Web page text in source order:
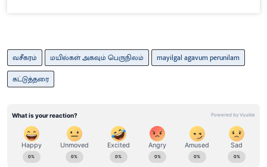
வசீகரம் மயில்கள் அகவும் பெருநிலம்
mayilgal agavum perunilam
கட்டுத்தரை